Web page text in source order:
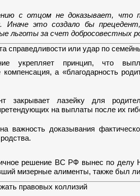
с отцом не доказывает, что
Иначе это создало бы
льготы за счет добросовестных
справедливости или удар по
укрепляет принцип, что
а «благодарность
закрывает лазейку для
на выплаты после их
важность доказывания
решение ВС РФ вынес по делу
мизерные алименты, также был
правовых коллизий